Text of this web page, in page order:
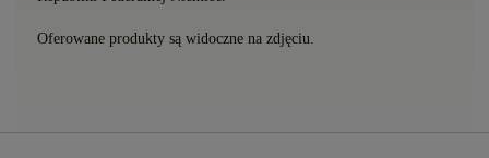
Oferowane produkty są widoczne na zdjęciu.